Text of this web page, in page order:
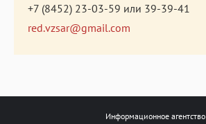
+7 (8452) 23-03-59 или 39-39-41
red.vzsar@gmail.com
Информационное агентство